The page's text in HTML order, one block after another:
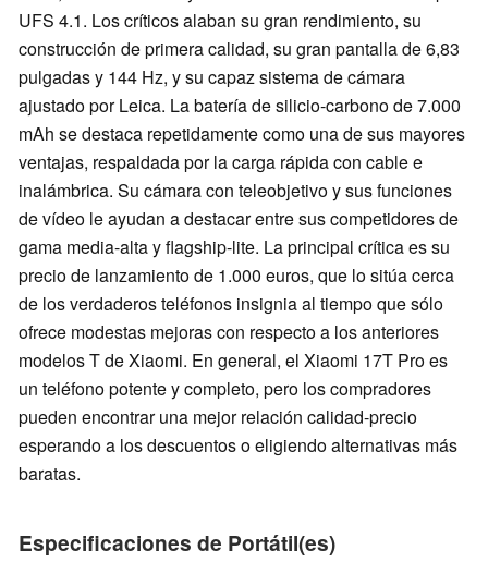
UFS 4.1. Los críticos alaban su gran rendimiento, su
construcción de primera calidad, su gran pantalla de 6,83
pulgadas y 144 Hz, y su capaz sistema de cámara
ajustado por Leica. La batería de silicio-carbono de 7.000
mAh se destaca repetidamente como una de sus mayores
ventajas, respaldada por la carga rápida con cable e
inalámbrica. Su cámara con teleobjetivo y sus funciones
de vídeo le ayudan a destacar entre sus competidores de
gama media-alta y flagship-lite. La principal crítica es su
precio de lanzamiento de 1.000 euros, que lo sitúa cerca
de los verdaderos teléfonos insignia al tiempo que sólo
ofrece modestas mejoras con respecto a los anteriores
modelos T de Xiaomi. En general, el Xiaomi 17T Pro es
un teléfono potente y completo, pero los compradores
pueden encontrar una mejor relación calidad-precio
esperando a los descuentos o eligiendo alternativas más
baratas.
Especificaciones de Portátil(es)